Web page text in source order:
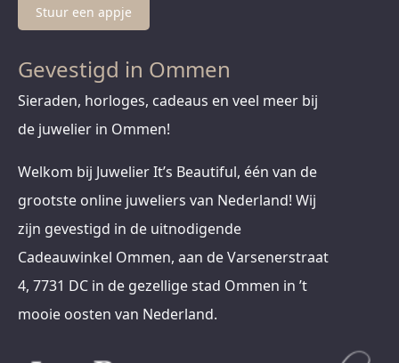
Stuur een appje
Gevestigd in Ommen
Sieraden, horloges, cadeaus en veel meer bij
de juwelier in Ommen!
Welkom bij Juwelier It’s Beautiful, één van de
grootste online juweliers van Nederland! Wij
zijn gevestigd in de uitnodigende
Cadeauwinkel Ommen, aan de Varsenerstraat
4, 7731 DC in de gezellige stad Ommen in ’t
mooie oosten van Nederland.